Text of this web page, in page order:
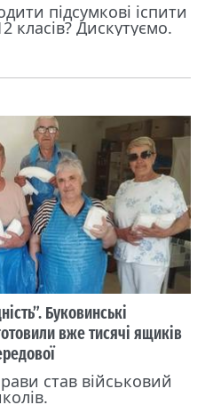
підсумкові іспити
класів? Дискутуємо.
Буковинські
вже тисячі ящиків
став військовий